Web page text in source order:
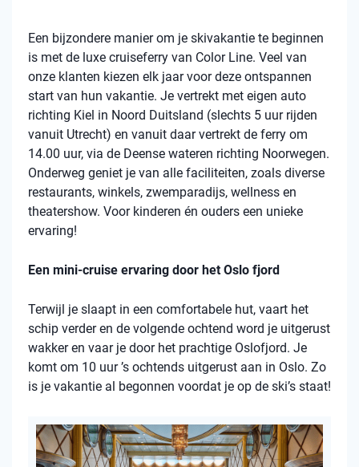
Een bijzondere manier om je skivakantie te beginnen
is met de luxe cruiseferry van Color Line. Veel van
onze klanten kiezen elk jaar voor deze ontspannen
start van hun vakantie. Je vertrekt met eigen auto
richting Kiel in Noord Duitsland (slechts 5 uur rijden
vanuit Utrecht) en vanuit daar vertrekt de ferry om
14.00 uur, via de Deense wateren richting Noorwegen.
Onderweg geniet je van alle faciliteiten, zoals diverse
restaurants, winkels, zwemparadijs, wellness en
theatershow. Voor kinderen én ouders een unieke
ervaring!
Een mini-cruise ervaring door het Oslo fjord
Terwijl je slaapt in een comfortabele hut, vaart het
schip verder en de volgende ochtend word je uitgerust
wakker en vaar je door het prachtige Oslofjord. Je
komt om 10 uur ’s ochtends uitgerust aan in Oslo. Zo
is je vakantie al begonnen voordat je op de ski’s staat!